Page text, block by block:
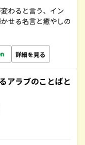
わると言う、イン
せる名言と癒やしの
詳細を見る
アラブのことばと